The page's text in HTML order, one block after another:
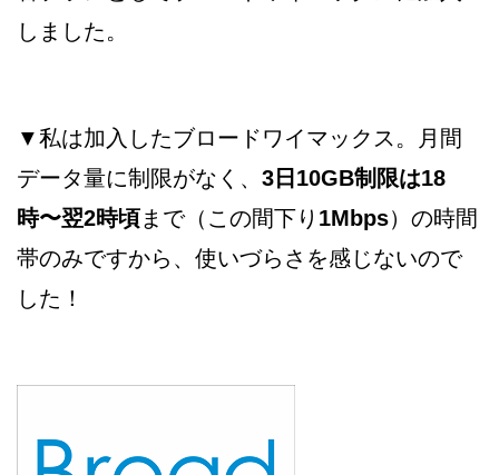
しました。
▼私は加入したブロードワイマックス。月間
データ量に制限がなく、 3日10GB制限は18
時〜翌2時頃まで（この間下り 1Mbps）の時間
帯のみですから、使いづらさを感じないので
した！